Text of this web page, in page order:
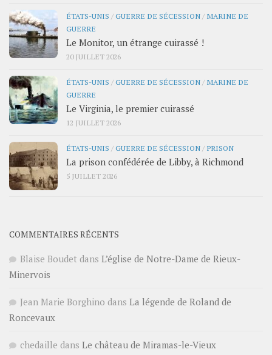
ÉTATS-UNIS /GUERRE DE SÉCESSION / MARINE DE
GUERRE
Le Monitor, un étrange cuirassé !
20 JUILLET 2026
ÉTATS-UNIS /GUERRE DE SÉCESSION / MARINE DE
GUERRE
Le Virginia, le premier cuirassé
12 JUILLET 2026
ÉTATS-UNIS /GUERRE DE SÉCESSION / PRISON
La prison confédérée de Libby, à Richmond
5 JUILLET 2026
COMMENTAIRES RÉCENTS
Blaise Boudet dans L’église de Notre-Dame de Rieux-
Minervois
Jean Marie Borghino dans La légende de Roland de
Roncevaux
chedaille dans Le château de Miramas-le-Vieux